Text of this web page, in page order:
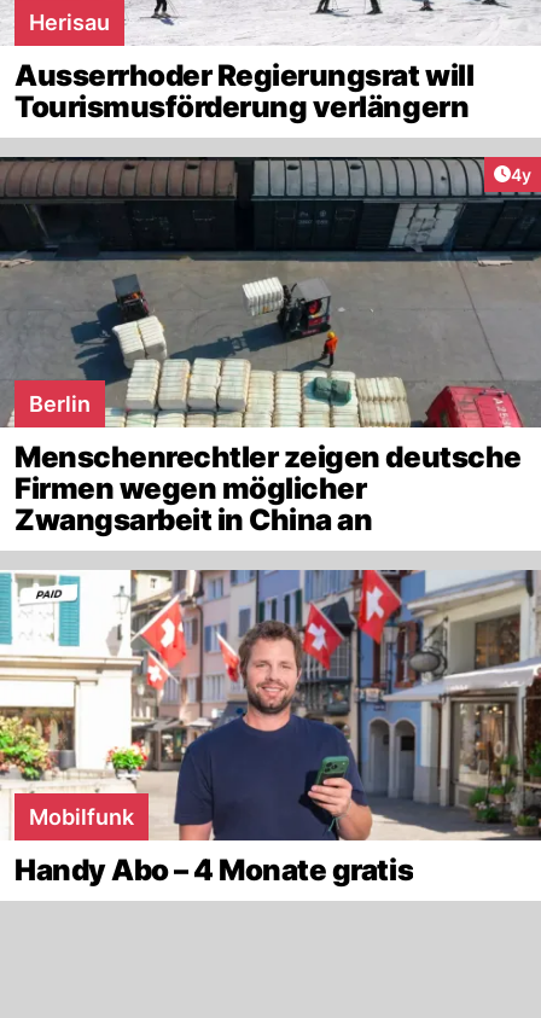
Herisau
Ausserrhoder Regierungsrat will
Tourismusförderung verlängern
4y
Berlin
Menschenrechtler zeigen deutsche
Firmen wegen möglicher
Zwangsarbeit in China an
Mobilfunk
Handy Abo – 4 Monate gratis